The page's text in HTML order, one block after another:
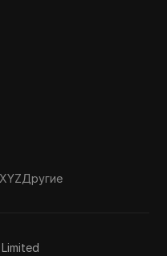
XYZДругие